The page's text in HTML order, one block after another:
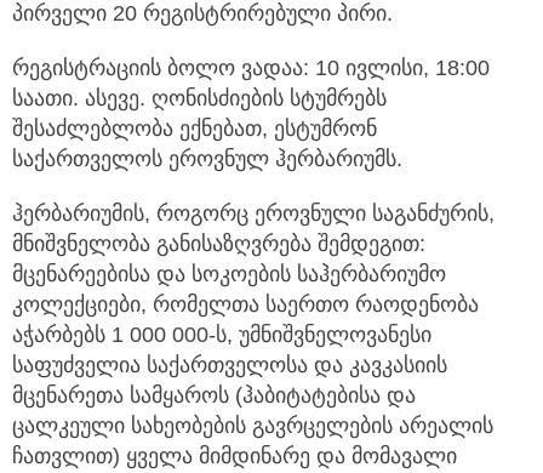
პირველი 20 რეგისტრირებული პირი.
რეგისტრაციის ბოლო ვადაა: 10 ივლისი, 18:00
საათი. ასევე. ღონისძიების სტუმრებს
შესაძლებლობა ექნებათ, ესტუმრონ
საქართველოს ეროვნულ ჰერბარიუმს.
ჰერბარიუმის, როგორც ეროვნული საგანძურის,
მნიშვნელობა განისაზღვრება შემდეგით:
მცენარეებისა და სოკოების საჰერბარიუმო
კოლექციები, რომელთა საერთო რაოდენობა
აჭარბებს 1 000 000-ს, უმნიშვნელოვანესი
საფუძველია საქართველოსა და კავკასიის
მცენარეთა სამყაროს (ჰაბიტატებისა და
ცალკეული სახეობების გავრცელების არეალის
ჩათვლით) ყველა მიმდინარე და მომავალი